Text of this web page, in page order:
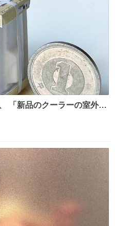
「新品のクーラーの室外機
よ